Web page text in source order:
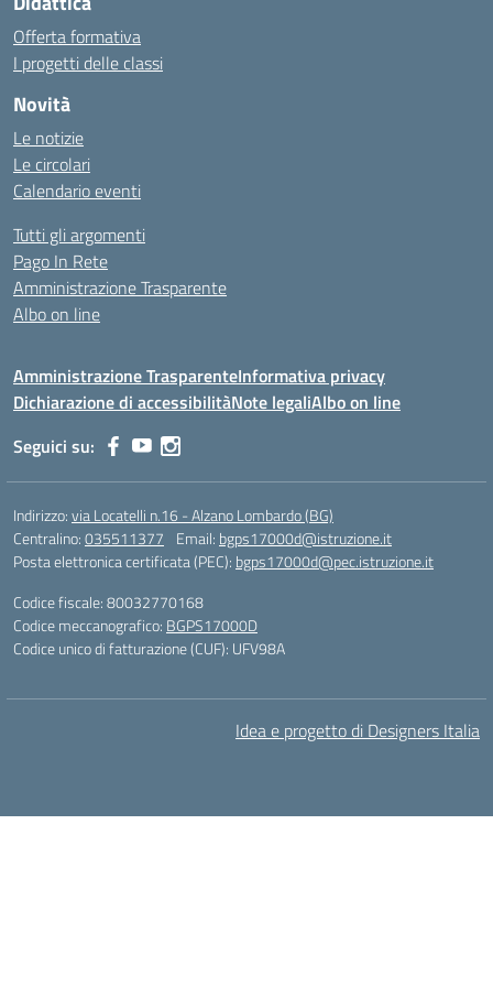
Offerta formativa
I progetti delle classi
Novità
Le notizie
Le circolari
Calendario eventi
Tutti gli argomenti
Pago In Rete
Amministrazione Trasparente
Albo on line
Amministrazione TrasparenteInformativa privacy
Dichiarazione di accessibilitàNote legaliAlbo on line
Seguici su:
Indirizzo:via Locatelli n.16 - Alzano Lombardo (BG)
Centralino:035511377 Email: bgps17000d@istruzione.it
Posta elettronica certificata (PEC): bgps17000d@pec.istruzione.it
Codice fiscale: 80032770168
Codice meccanografico: BGPS17000D
Codice unico di fatturazione (CUF): UFV98A
Idea e progetto di Designers Italia